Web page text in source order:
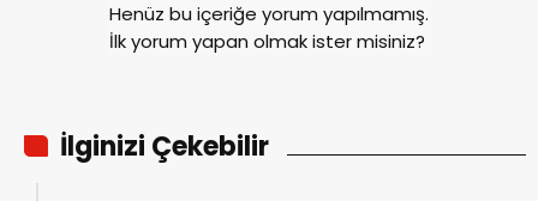
Henüz bu içeriğe yorum yapılmamış.
İlk yorum yapan olmak ister misiniz?
İlginizi Çekebilir